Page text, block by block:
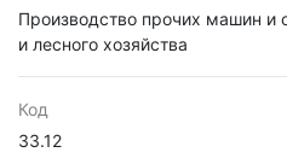
Производство прочих машин и
и лесного хозяйства
Код
33.12